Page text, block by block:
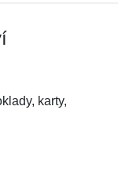
karty,